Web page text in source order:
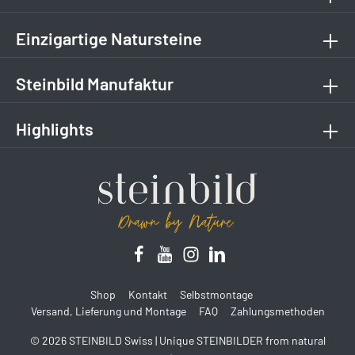
Einzigartige Natursteine
Steinbild Manufaktur
Highlights
© 2026 STEINBILD Swiss | Unique STEINBILDER from natural
Shop Kontakt
Selbstmontage
Versand, Lieferung und Montage
FAQ Zahlungsmethoden